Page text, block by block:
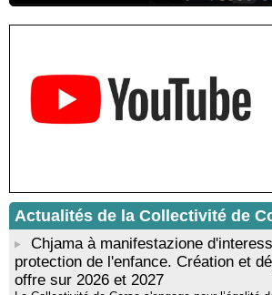
Rencontre / dédicace avec Lucrèce
livre « La ballade du pendu du Niolu» -
Mise en musique d’un livre jeunesse
musicienne pédagogue : Ateliers
rythmique et corporelle - Mediateca
Tallà
! Événement reporté ! Cycle de
par Alexandre Dominati - Mediateca
Actualités de la Collectivité de
Chjama à manifestazione
protection de l'enfance. Création et
offre sur 2026 et 2027